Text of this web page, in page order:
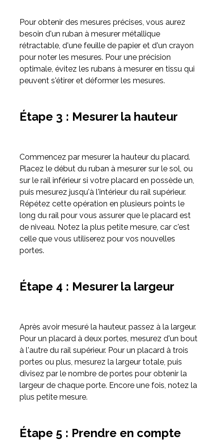
Pour obtenir des mesures précises, vous aurez
besoin d'un ruban à mesurer métallique
rétractable, d'une feuille de papier et d'un crayon
pour noter les mesures. Pour une précision
optimale, évitez les rubans à mesurer en tissu qui
peuvent s'étirer et déformer les mesures.
Étape 3 : Mesurer la hauteur
Commencez par mesurer la hauteur du placard.
Placez le début du ruban à mesurer sur le sol, ou
sur le rail inférieur si votre placard en possède un,
puis mesurez jusqu'à l'intérieur du rail supérieur.
Répétez cette opération en plusieurs points le
long du rail pour vous assurer que le placard est
de niveau. Notez la plus petite mesure, car c'est
celle que vous utiliserez pour vos nouvelles
portes.
Étape 4 : Mesurer la largeur
Après avoir mesuré la hauteur, passez à la largeur.
Pour un placard à deux portes, mesurez d'un bout
à l'autre du rail supérieur. Pour un placard à trois
portes ou plus, mesurez la largeur totale, puis
divisez par le nombre de portes pour obtenir la
largeur de chaque porte. Encore une fois, notez la
plus petite mesure.
Étape 5 : Prendre en compte